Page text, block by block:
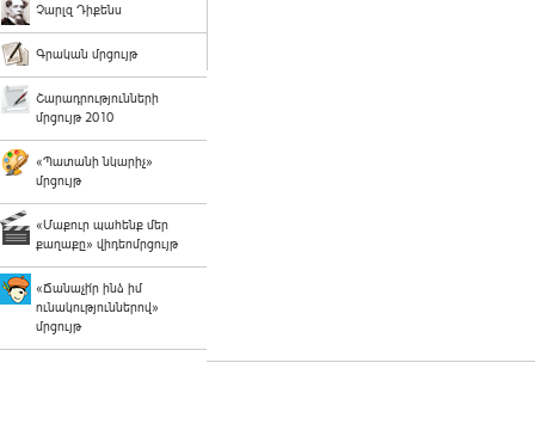
Չարլզ Դիքենս
Գրական մրցույթ
Շարադրությունների
մրցույթ 2010
«Պատանի նկարիչ»
մրցույթ
«Մաքուր պահենք մեր
քաղաքը» վիդեոմրցույթ
«Ճանաչի՛ր ինձ իմ
ունակություններով»
մրցույթ